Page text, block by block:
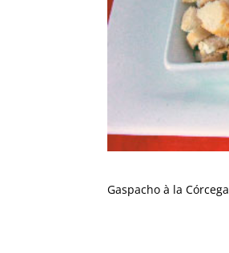
Gaspacho à la Córcega